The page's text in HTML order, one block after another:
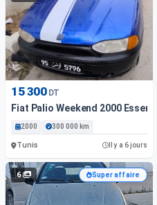
15 300 DT
Fiat Palio Weekend 2000 Essence
2000 300 000 km
Tunis Il y a 6 jours
6 Super affaire